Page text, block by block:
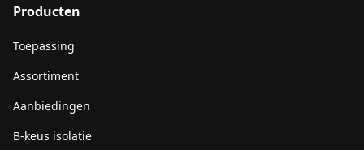
Producten
Toepassing
Assortiment
Aanbiedingen
B-keus isolatie